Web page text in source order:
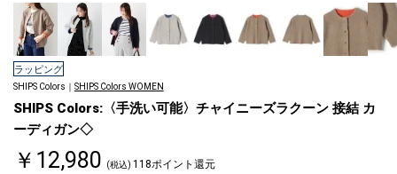
ラッピング
SHIPS Colors｜ SHIPS Colors WOMEN
SHIPS Colors:〈手洗い可能〉チャイニーズラクーン 接結 カ
ーディガン◇
￥12,980 (税込) 118ポイント還元